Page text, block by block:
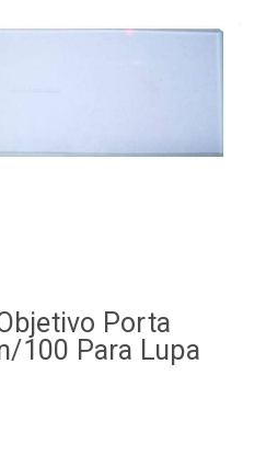
Porta
100 Para Lupa